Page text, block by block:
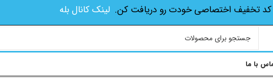
کد تخفیف اختصاصی‌ خودت رو دریافت کن. لینک کانال بله
با ما